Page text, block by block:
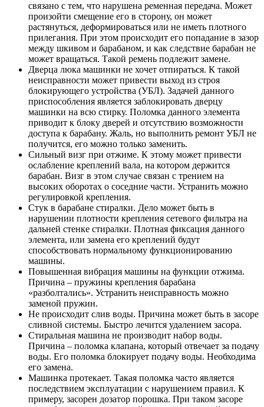
связано с тем, что нарушена ременная передача. Может
произойти смещение его в сторону, он может
растянуться, деформироваться или не иметь плотного
прилегания. При этом происходит его попадание в зазор
между шкивом и барабаном, и как следствие барабан не
может вращаться. Такой ремень подлежит замене.
Дверца люка машинки не хочет отпираться. К такой
неисправности может привести выход из строя
блокирующего устройства (УБЛ). Задачей данного
приспособления является заблокировать дверцу
машинки на всю стирку. Поломка данного элемента
приводит к блоку дверей и отсутствию возможности
доступа к барабану. Жаль, но выполнить ремонт УБЛ не
получится, его можно только заменить.
Сильный визг при отжиме. К этому может привести
ослабление креплений вала, на котором держится
барабан. Визг в этом случае связан с трением на
высоких оборотах о соседние части. Устранить можно
регулировкой крепления.
Стук в барабане стиралки. Дело может быть в
нарушении плотности крепления сетевого фильтра на
дальней стенке стиралки. Плотная фиксация данного
элемента, или замена его креплений будут
способствовать нормальному функционированию
машины.
Повышенная вибрация машины на функции отжима.
Причина – пружины крепления барабана
«разболтались». Устранить неисправность можно
заменой пружин.
Не происходит слив воды. Причина может быть в засоре
сливной системы. Быстро лечится удалением засора.
Стиральная машина не производит набор воды.
Причина – поломка клапана, который отвечает за подачу
воды. Его поломка блокирует подачу воды. Необходима
его замена.
Машинка протекает. Такая поломка часто является
последствием эксплуатации с нарушением правил. К
примеру, засорен дозатор порошка. При таком засоре